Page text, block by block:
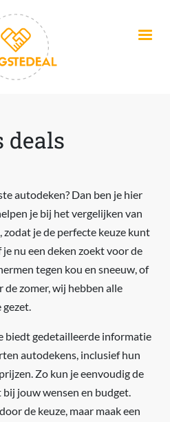
deals
autodeken? Dan ben je hier
je bij het vergelijken van
je de perfecte keuze kunt
nu een deken zoekt voor de
tegen kou en sneeuw, of
de zomer, wij hebben alle
biedt gedetailleerde informatie
autodekens, inclusief hun
Zo kun je eenvoudig de
jouw wensen en budget.
de keuze, maar maak een